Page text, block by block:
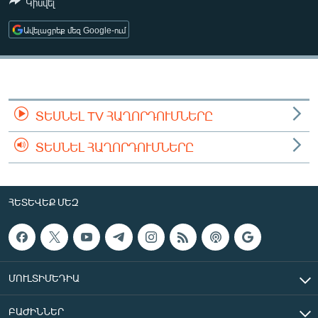
ՄԻՋԱԶԳԱՅԻՆ
ՄՇԱԿՈՒՅԹ
ՍՊՈՐՏ
ՏՏ ԵՒ ԻՆՏԵՐՆԵՏ
ԿՈՐՈՆԱՎԻՐՈՒՍ
ԱՐԽԻՎ
ՏԵՍԱՆՅՈՒԹԵՐ
ՁԳՏԵԼՈՎ ԼԱՎԱԳՈՒՅՆԻՆ
Հայերեն
Կիսվել
Ավելացրեք մեզ Google-ում
ՏԵՍՆԵԼ TV ՀԱՂՈՐԴՈՒՄՆԵՐԸ
ՏԵՍՆԵԼ ՀԱՂՈՐԴՈՒՄՆԵՐԸ
ՀԵՏԵՎԵՔ ՄԵԶ
ՄՈՒԼՏԻՄԵԴԻԱ
ԲԱԺԻՆՆԵՐ